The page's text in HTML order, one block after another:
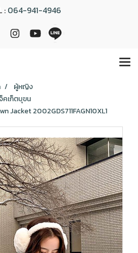
: 064-941-4946
ผู้หญิง
คเก็ตบุขน
Jacket 2002GDS711FAGN10XL1